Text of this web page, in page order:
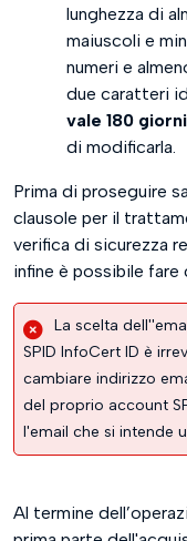
lunghezza di
maiuscoli e
numeri e
due caratteri
vale 180 giorni
di modificarla.
Prima di proseguire
clausole per il
verifica di sicurezza
infine è possibile fare
La scelta
SPID InfoCert ID è
cambiare indirizzo
del proprio account
l'email che si intende
Al termine